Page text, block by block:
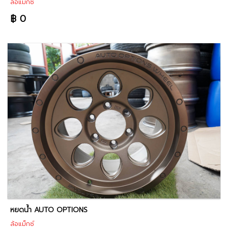
ล้อแม็กซ์
฿ 0
หยดน้ำ AUTO OPTIONS
ล้อแม็กซ์